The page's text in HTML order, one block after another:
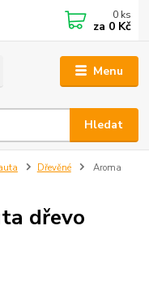
Menu
Hledat
0 ks
za 0 Kč
Dřevěné
Aroma
dřevo